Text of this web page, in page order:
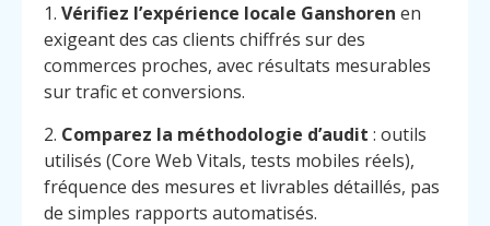
1. Vérifiez l’expérience locale Ganshoren en
exigeant des cas clients chiffrés sur des
commerces proches, avec résultats mesurables
sur trafic et conversions.
2. Comparez la méthodologie d’audit : outils
utilisés (Core Web Vitals, tests mobiles réels),
fréquence des mesures et livrables détaillés, pas
de simples rapports automatisés.